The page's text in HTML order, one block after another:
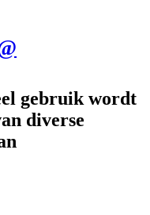
gebruik wordt
diverse